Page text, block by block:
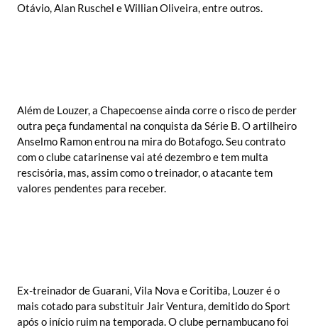
Otávio, Alan Ruschel e Willian Oliveira, entre outros.
Além de Louzer, a Chapecoense ainda corre o risco de perder
outra peça fundamental na conquista da Série B. O artilheiro
Anselmo Ramon entrou na mira do Botafogo. Seu contrato
com o clube catarinense vai até dezembro e tem multa
rescisória, mas, assim como o treinador, o atacante tem
valores pendentes para receber.
Ex-treinador de Guarani, Vila Nova e Coritiba, Louzer é o
mais cotado para substituir Jair Ventura, demitido do Sport
após o início ruim na temporada. O clube pernambucano foi